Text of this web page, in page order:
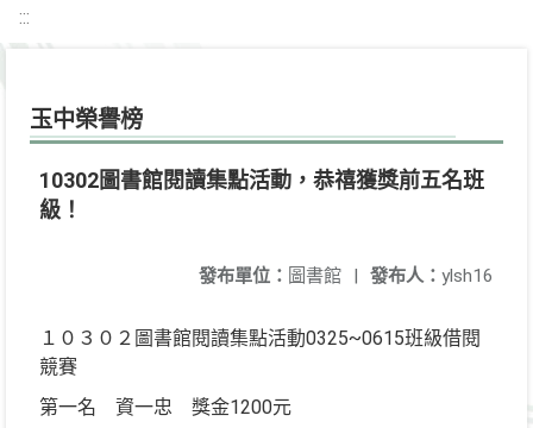
:::
玉中榮譽榜
10302圖書館閱讀集點活動，恭禧獲獎前五名班
級！
發布人： ylsh16
發布單位： 圖書館 |
１０３０２圖書館閱讀集點活動0325~0615班級借閱
競賽
第一名 資一忠 獎金1200元